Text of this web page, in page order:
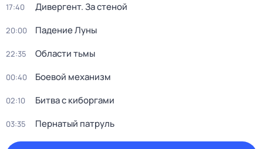
17:40 Дивергент. За стеной
20:00 Падение Луны
22:35 Области тьмы
00:40 Боевой механизм
02:10 Битва с киборгами
03:35 Пернатый патруль